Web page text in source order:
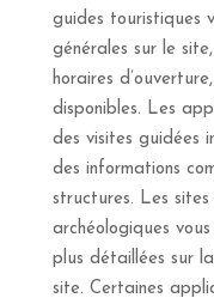
guides touristiques
générales sur le
horaires
disponibles. Les
des visites guidées
des informations
structures. Les
archéologiques
plus détaillées sur
site. Certaines